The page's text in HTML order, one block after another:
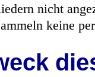
nicht
keine